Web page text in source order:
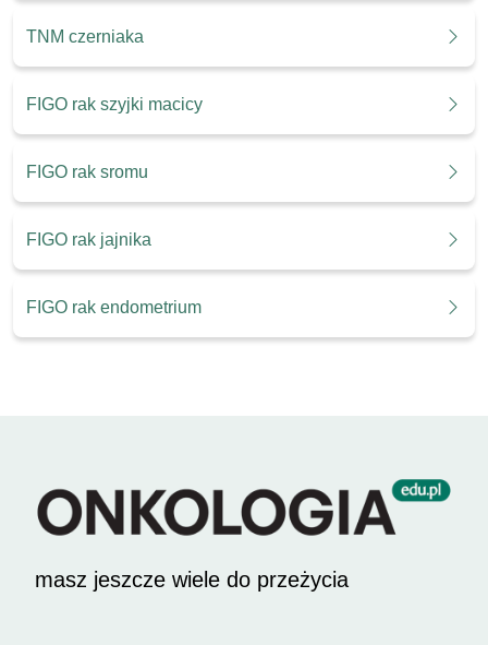
TNM czerniaka
FIGO rak szyjki macicy
FIGO rak sromu
FIGO rak jajnika
FIGO rak endometrium
masz jeszcze wiele do przeżycia